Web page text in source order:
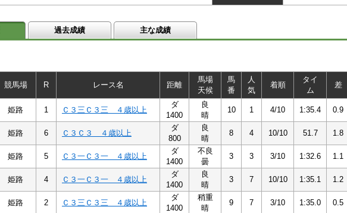
過去成績 主な成績
競馬場 R レース名 距離
馬場
天候
馬
番
人
気
着順
タイ
ム
差
姫路 1 Ｃ３三Ｃ３三 ４歳以上
ダ
1400
良
晴
10 1 4/10 1:35.4 0.9
姫路 6 Ｃ３Ｃ３ ４歳以上
ダ
800
良
晴
8 4 10/10 51.7 1.8
姫路 5 Ｃ３一Ｃ３一 ４歳以上
ダ
1400
不良
曇
3 3 3/10 1:32.6 1.1
姫路 4 Ｃ３一Ｃ３一 ４歳以上
ダ
1400
良
晴
3 7 10/10 1:35.1 1.2
姫路 2 Ｃ３三Ｃ３三 ４歳以上
ダ
1400
稍重
晴
9 7 3/10 1:35.0 0.5